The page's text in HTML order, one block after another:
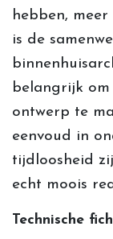
hebben,
is de
belangrijk
ontwerp te
eenvoud in
tijdloosheid
echt moois
Technische